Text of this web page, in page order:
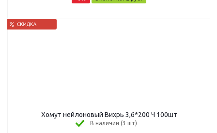
Хомут нейлоновый Вихрь 3,6*200 Ч 100шт
В наличии (3 шт)